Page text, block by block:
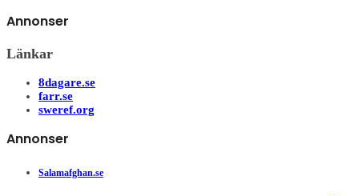
Annonser
Länkar
8dagare.se
farr.se
sweref.org
Annonser
Salamafghan.se